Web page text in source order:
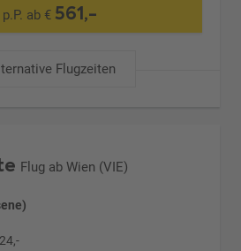
p.P. ab € 561,-
Flugzeiten
Flug ab Wien (VIE)